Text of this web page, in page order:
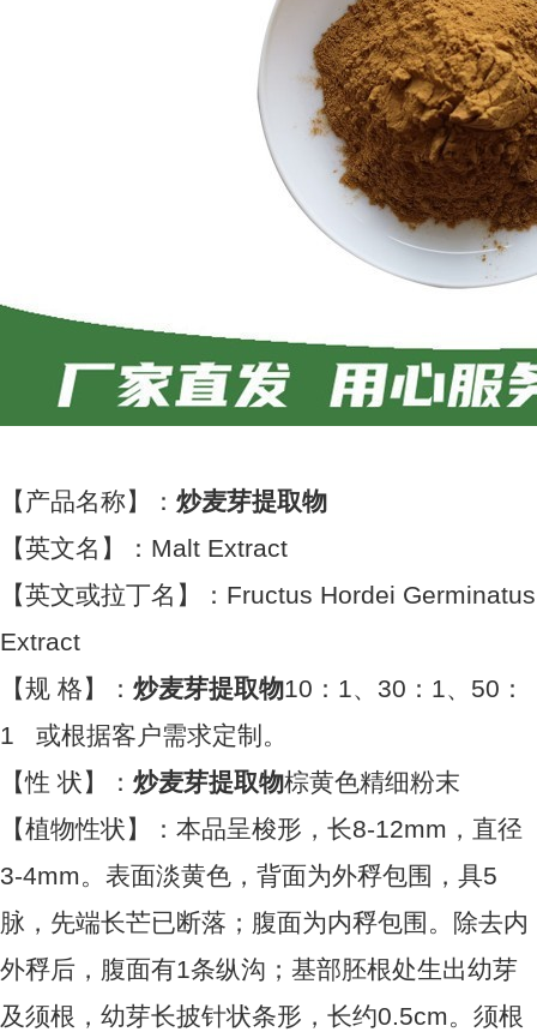
【产品名称】： 炒麦芽提取物
【英文名】：Malt Extract
【英文或拉丁名】：Fructus Hordei Germinatus
Extract
【规 格】： 炒麦芽提取物10：1、30：1、50：
1 或根据客户需求定制。
【性 状】： 炒麦芽提取物棕黄色精细粉末
【植物性状】：本品呈梭形，长8-12mm，直径
3-4mm。表面淡黄色，背面为外稃包围，具5
脉，先端长芒已断落；腹面为内稃包围。除去内
外稃后，腹面有1条纵沟；基部胚根处生出幼芽
及须根，幼芽长披针状条形，长约0.5cm。须根